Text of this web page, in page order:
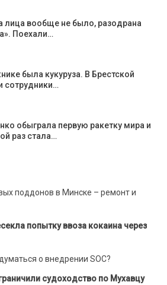
лица вообще не было, разодрана
Поехали…
была кукуруза. В Брестской
сотрудники…
обыграла первую ракетку мира и
раз стала…
поддонов в Минске – ремонт и
попытку ввоза кокаина через
о внедрении SOC?
судоходство по Мухавцу